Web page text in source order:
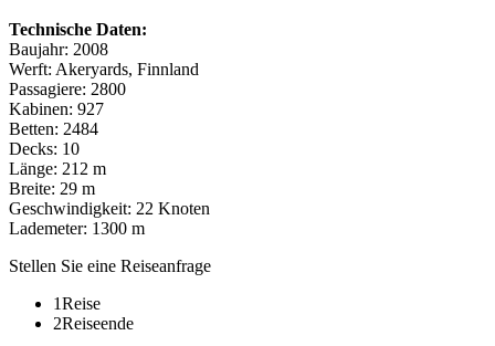
Technische Daten:
Baujahr: 2008
Werft: Akeryards, Finnland
Passagiere: 2800
Kabinen: 927
Betten: 2484
Decks: 10
Länge: 212 m
Breite: 29 m
Geschwindigkeit: 22 Knoten
Lademeter: 1300 m
Stellen Sie eine Reiseanfrage
1Reise
2Reiseende